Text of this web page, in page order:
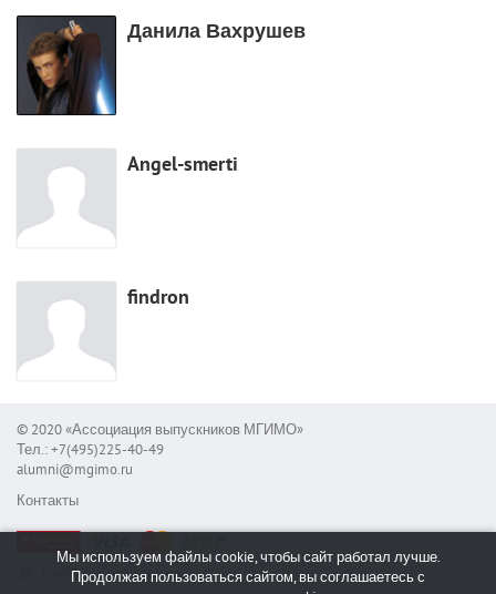
Данила Вахрушев
Angel-smerti
findron
© 2020 «Ассоциация выпускников МГИМО»
Тел.: +7(495)225-40-49
alumni@mgimo.ru
Контакты
Сообщить об ошибке
Мы используем файлы cookie, чтобы сайт работал лучше.
Продолжая пользоваться сайтом, вы соглашаетесь с